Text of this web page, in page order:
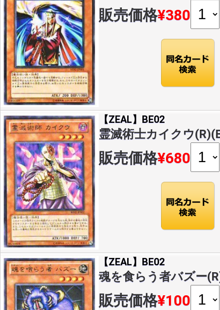
販売価格¥380
【ZEAL】BE02
霊滅術士カイクウ
販売価格¥680
【ZEAL】BE02
魂を食らう者バズー
販売価格¥100